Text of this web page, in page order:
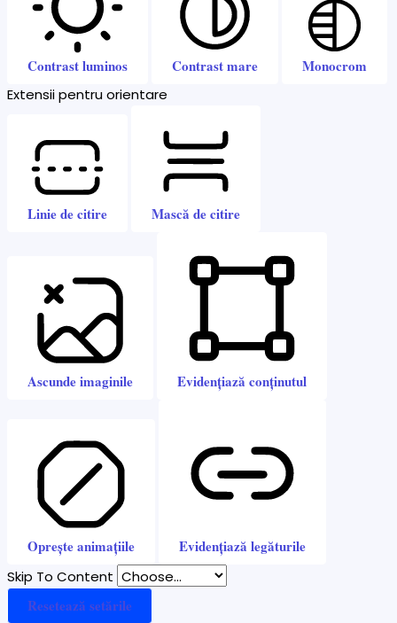
Contrast luminos Contrast mare Monocrom
Extensii pentru orientare
Linie de citire Mască de citire
Ascunde imaginile Evidențiază conținutul
Oprește animațiile Evidențiază legăturile
Skip To Content
Resetează setările